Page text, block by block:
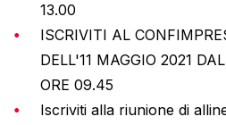
13.00
ISCRIVITI AL
DELL'11 MAGGIO 2021
ORE 09.45
Iscriviti alla riunione di